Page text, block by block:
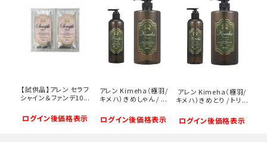
【試供品】アレン セラフ
シャイン＆ファンデ10...
ログイン後価格表示
アレン Kimeha（極羽/
キメハ）きめしゃん / ...
ログイン後価格表示
アレン Kimeha（極羽/
キメハ）きめとり / トリ...
ログイン後価格表示